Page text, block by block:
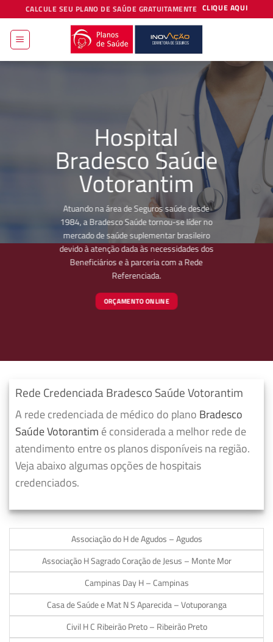
to
content
CALCULE SEU PLANO DE SAÚDE GRATUITAMENTE CLIQUE AQUI
Hospital
Bradesco Saúde
Votorantim
Atuando na área de Seguros saúde desde
1984, a Bradesco Saúde tornou-se líder no
mercado de saúde suplementar brasileiro
devido à atenção dada às necessidades dos
Beneficiários e à parceria com a Rede
Referenciada.
ORÇAMENTO ONLINE
Rede Credenciada Bradesco Saúde Votorantim
A rede credenciada de médico do plano Bradesco
Saúde Votorantim é considerada a melhor rede de
atendimento entre os planos disponíveis na região.
Veja abaixo algumas opções de hospitais
credenciados.
Associação do H de Agudos – Agudos
Associação H Sagrado Coração de Jesus – Monte Mor
Campinas Day H – Campinas
Casa de Saúde e Mat N S Aparecida – Votuporanga
Civil H C Ribeirão Preto – Ribeirão Preto